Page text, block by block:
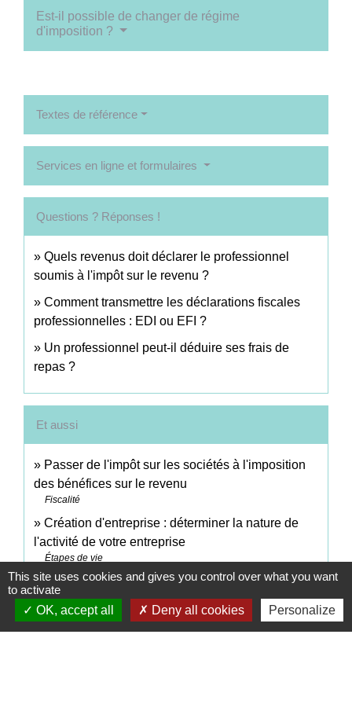
Est-il possible de changer de régime
d'imposition ?
Textes de référence
Services en ligne et formulaires
Questions ? Réponses !
Quels revenus doit déclarer le professionnel
soumis à l'impôt sur le revenu ?
Comment transmettre les déclarations fiscales
professionnelles : EDI ou EFI ?
Un professionnel peut-il déduire ses frais de
repas ?
Et aussi
Passer de l'impôt sur les sociétés à l'imposition
des bénéfices sur le revenu
Fiscalité
Création d'entreprise : déterminer la nature de
l'activité de votre entreprise
Étapes de vie
Entrepreneur individuel : passer de l'impôt sur le
revenu à l'impôt sur les sociétés
Fiscalité
This site uses cookies and gives you control over what you want
to activate
OK, accept all
Deny all cookies Personalize